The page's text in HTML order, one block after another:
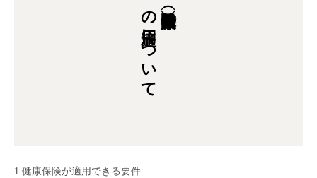
の適用について
1.健康保険が適用できる要件